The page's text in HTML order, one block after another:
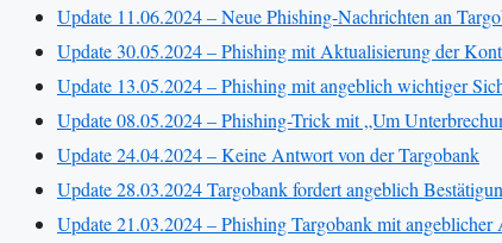
Update 11.06.2024 – Neue Phishing-Nachrichten an
Update 30.05.2024 – Phishing mit Aktualisierung der
Update 13.05.2024 – Phishing mit angeblich wichtiger
Update 08.05.2024 – Phishing-Trick mit „Um
Update 24.04.2024 – Keine Antwort von der Targobank
Update 28.03.2024 Targobank fordert angeblich
Update 21.03.2024 – Phishing Targobank mit